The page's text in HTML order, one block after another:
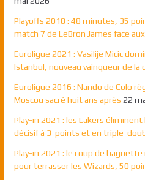
Playoffs 2018 : 48 minutes, 35
match 7 de LeBron James face
Euroligue 2021 : Vasilije Micic
Istanbul, nouveau vainqueur de
Euroligue 2016 : Nando de Colo
Moscou sacré huit ans après 22
Play-in 2021 : les Lakers
décisif à 3-points et en triple-
Play-in 2021 : le coup de
pour terrasser les Wizards, 50